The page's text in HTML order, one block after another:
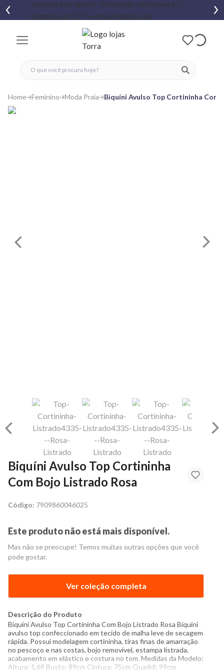
ver
fechar menu
fechar menu
favoritos
Home Feminino Moda Praia Biquíni Avulso Top Cortininha Com
Biquíni Avulso Top Cortininha
Com Bojo Listrado Rosa
Código: 7909860046025
Este produto não está mais disponível.
Mas não se preocupe! Temos muitas outras opções que você
pode gostar.
Ver coleção completa
Descrição do Produto
Biquíni Avulso Top Cortininha Com Bojo Listrado Rosa Biquíni
avulso top confeccionado em tecido de malha leve de secagem
rápida. Possui modelagem cortininha, tiras finas de amarração
no pescoço e nas costas, bojo removível, estampa listrada,
acabamento em elástico e costura no tom. Medidas da Modelo:
Altura: 1,69 Busto: 89cm Cintura: 75cm Quadril: 99cm